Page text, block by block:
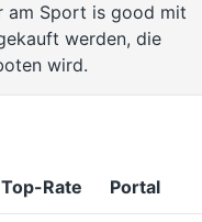
am Sport is good mit
werden, die
wird.
Top-Rate Portal